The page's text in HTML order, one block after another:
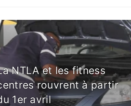
NTLA et les fitness
rouvrent à partir
1er avril